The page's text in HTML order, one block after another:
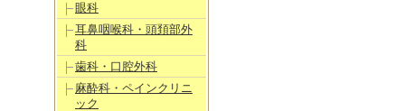
眼科
耳鼻咽喉科・頭頚部外
科
歯科・口腔外科
麻酔科・ペインクリニ
ック